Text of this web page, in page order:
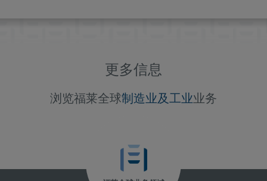
更多信息
浏览福莱全球制造业及工业业务